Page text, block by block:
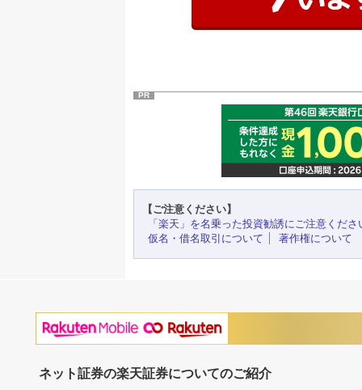
PR
【ご注意ください】
「楽天」を名乗った投資勧誘にご注意くださ
仮名・借名取引について
著作権について
ネット証券の楽天証券についてのご紹介